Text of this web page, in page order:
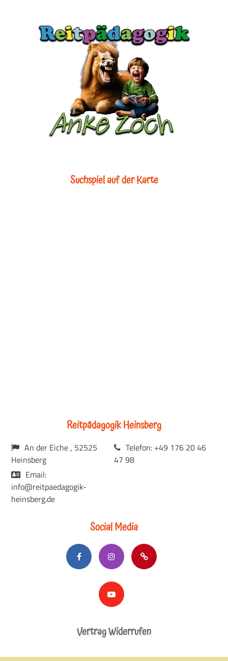
Suchspiel auf der Karte
Reitpädagogik Heinsberg
An der Eiche , 52525
Heinsberg
Telefon: +49 176 20 46
47 98
Email:
info@reitpaedagogik-
heinsberg.de
Social Media
Vertrag Widerrufen